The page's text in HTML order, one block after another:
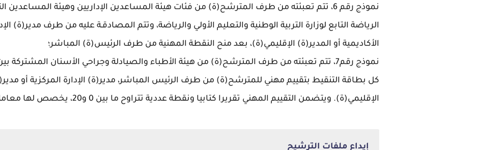
نموذج رقم 6، تتم تعبئته من طرف المترشح(ة) من فئات هيئة المساعدين الإداريين وهيئة المساعدين
الرياضة التابع لوزارة التربية الوطنية والتعليم الأولي والرياضة، وتتم المصادقـة عليه من طرف مدير(ة)
الأكاديمية أو المدير(ة) الإقليمي(ة)، بعد منح النقطة المهنية من طرف الرئيس(ة) المباشر؛
نموذج رقم7، تتم تعبئته من طرف المترشح(ة) من هيئة الأطباء والصيادلة وجراحي الأسنان
كل بطاقة التنقيط بتقييم مهني للمترشح(ة) من طرف الرئيس المباشر، مدير(ة) الإدارة المركزية أو
الإقليمي(ة). ويتضمن التقييم المهني تقريرا كتابيا ونقطة عددية تتراوح ما بين 0 و20، يخصص لها معامل 1.
إيداع ملفات الترشيح